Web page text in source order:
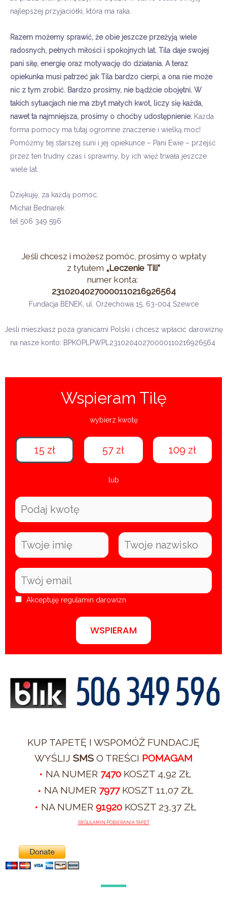
najlepszej przyjaciółki, która ma raka.
Razem możemy sprawić, że obie jeszcze przeżyją wiele
radosnych, pełnych miłości i spokojnych lat. Tila daje swojej
pani siłę, energię oraz motywację do działania. A teraz
opiekunka musi patrzeć jak Tila bardzo cierpi, a ona nie może
nic z tym zrobić. Bardzo prosimy, nie bądźcie obojętni. W
takich sytuacjach nie ma zbyt małych kwot, liczy się każda,
nawet ta najmniejsza, prosimy o choćby udostępnienie. Każda
forma pomocy ma tutaj ogromne znaczenie i wielką moc!
Pomóżmy tej starszej suni i jej opiekunce – Pani Ewie – przejść
przez ten trudny czas i sprawmy, by ich więź trwała jeszcze
wiele lat.
Dziękuję, za każdą pomoc.
Michał Bednarek
tel 506 349 596
Jeśli chcesz i możesz pomóc, prosimy o wpłaty
z tytułem „Leczenie Tili”
numer konta:
23102040270000110216926564
Fundacja BENEK, ul. Orzechowa 15, 63-004 Szewce
Jeśli mieszkasz poza granicami Polski i chcesz wpłacić darowiznę
na nasze konto: BPKOPLPWPL23102040270000110216926564
Wspieram Tilę
wybierz kwotę
15 zł 57 zł 109 zł
lub
Akceptuję regulamin darowizn
WSPIERAM
KUP TAPETĘ I WSPOMÓŻ FUNDACJĘ
WYŚLIJ SMS O TREŚCI POMAGAM
NA NUMER 7470 KOSZT 4,92 ZŁ
NA NUMER 7977KOSZT 11,07 ZŁ
NA NUMER 91920KOSZT 23,37 ZŁ
REGULAMIN POBIERANIA TAPET